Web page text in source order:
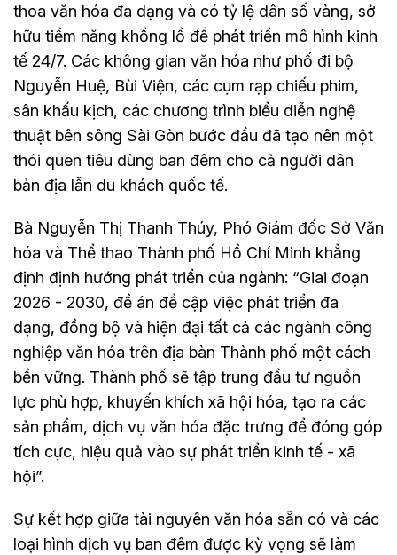
thoa văn hóa đa dạng và có tỷ lệ dân số vàng, sở
hữu tiềm năng khổng lồ để phát triển mô hình kinh
tế 24/7. Các không gian văn hóa như phố đi bộ
Nguyễn Huệ, Bùi Viện, các cụm rạp chiếu phim,
sân khấu kịch, các chương trình biểu diễn nghệ
thuật bên sông Sài Gòn bước đầu đã tạo nên một
thói quen tiêu dùng ban đêm cho cả người dân
bản địa lẫn du khách quốc tế.
Bà Nguyễn Thị Thanh Thúy, Phó Giám đốc Sở Văn
hóa và Thể thao Thành phố Hồ Chí Minh khẳng
định định hướng phát triển của ngành: “Giai đoạn
2026 - 2030, đề án đề cập việc phát triển đa
dạng, đồng bộ và hiện đại tất cả các ngành công
nghiệp văn hóa trên địa bàn Thành phố một cách
bền vững. Thành phố sẽ tập trung đầu tư nguồn
lực phù hợp, khuyến khích xã hội hóa, tạo ra các
sản phẩm, dịch vụ văn hóa đặc trưng để đóng góp
tích cực, hiệu quả vào sự phát triển kinh tế - xã
hội”.
Sự kết hợp giữa tài nguyên văn hóa sẵn có và các
loại hình dịch vụ ban đêm được kỳ vọng sẽ làm